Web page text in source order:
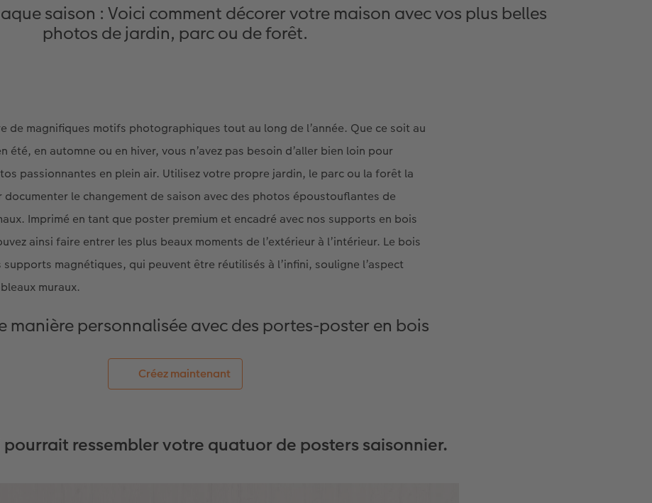
saison : Voici comment décorer votre maison avec vos plus belles
photos de jardin, parc ou de forêt.
de magnifiques motifs photographiques tout au long de l’année. Que ce soit au
été, en automne ou en hiver, vous n’avez pas besoin d’aller bien loin pour
passionnantes en plein air. Utilisez votre propre jardin, le parc ou la forêt la
documenter le changement de saison avec des photos époustouflantes de
Imprimé en tant que poster premium et encadré avec nos supports en bois
ainsi faire entrer les plus beaux moments de l’extérieur à l’intérieur. Le bois
supports magnétiques, qui peuvent être réutilisés à l’infini, souligne l’aspect
muraux.
manière personnalisée avec des portes-poster en bois
Créez maintenant
pourrait ressembler votre quatuor de posters saisonnier.